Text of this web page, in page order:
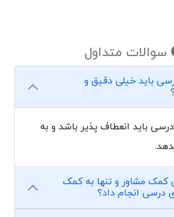
سوالات متداول
باید خیلی دقیق و
باید انعطاف پذیر باشد و به
کمک مشاور و تنها به کمک
درسی انجام داد؟